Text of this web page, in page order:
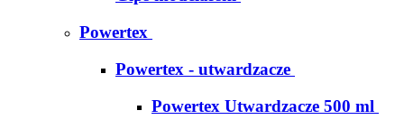
Powertex
Powertex - utwardzacze
Powertex Utwardzacze 500 ml